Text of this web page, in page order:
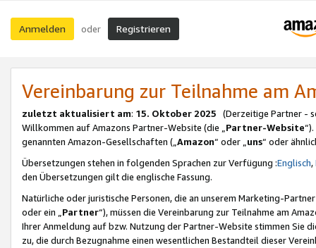
Anmelden oder Registrieren
Vereinbarung zur Teilnahme am
zuletzt aktualisiert am: 15. Oktober 2025 (Derzeitige Partner -
Willkommen auf Amazons Partner-Website (die „Partner-Website
genannten Amazon-Gesellschaften („Amazon“ oder „uns“ oder
Übersetzungen stehen in folgenden Sprachen zur Verfügung :Englisch,
den Übersetzungen gilt die englische Fassung.
Natürliche oder juristische Personen, die an unserem Marketing-
oder ein „Partner“), müssen die Vereinbarung zur Teilnahme am
Ihrer Anmeldung auf bzw. Nutzung der Partner-Website stimmen Sie
zu, die durch Bezugnahme einen wesentlichen Bestandteil dieser